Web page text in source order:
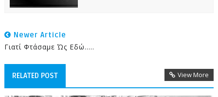
Newer Article
Γιατί Φτάσαμε Ώς Εδώ.....
RELATED POST View More